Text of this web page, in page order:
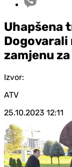
Uhapšena
Dogovarali
zamjenu
Izvor:
ATV
25.10.2023 12:11